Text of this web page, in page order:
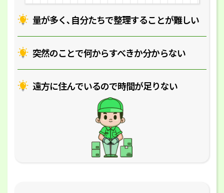
量が多く､自分たちで整理することが難しい
突然のことで何からすべきか分からない
遠方に住んでいるので時間が足りない